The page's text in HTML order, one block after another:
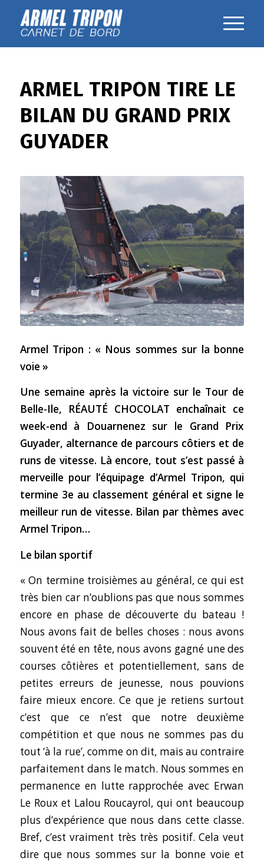
ARMEL TRIPON TIRE LE
BILAN DU GRAND PRIX
GUYADER
Armel Tripon : « Nous sommes sur la bonne
voie »
Une semaine après la victoire sur le Tour de
Belle-Ile, RÉAUTÉ CHOCOLAT enchaînait ce
week-end à Douarnenez sur le Grand Prix
Guyader, alternance de parcours côtiers et de
runs de vitesse. Là encore, tout s’est passé à
merveille pour l’équipage d’Armel Tripon, qui
termine 3e au classement général et signe le
meilleur run de vitesse. Bilan par thèmes avec
Armel Tripon…
Le bilan sportif
« On termine troisièmes au général, ce qui est
très bien car n’oublions pas que nous sommes
encore en phase de découverte du bateau !
Nous avons fait de belles choses : nous avons
souvent été en tête, nous avons gagné une des
courses côtières et potentiellement, sans de
petites erreurs de jeunesse, nous pouvions
faire mieux encore. Ce que je retiens surtout
c’est que ce n’est que notre deuxième
compétition et que nous ne sommes pas du
tout ‘à la rue’, comme on dit, mais au contraire
parfaitement dans le match. Nous sommes en
permanence en lutte rapprochée avec Erwan
Le Roux et Lalou Roucayrol, qui ont beaucoup
plus d’expérience que nous dans cette classe.
Bref, c’est vraiment très très positif. Cela veut
dire que nous sommes sur la bonne voie et